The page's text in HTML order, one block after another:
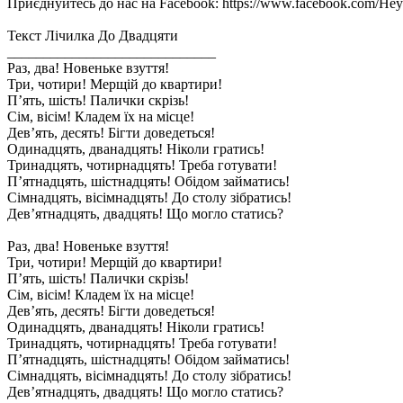
Текст Лічилка До Двадцяти
Раз, два! Новеньке взуття!
Три, чотири! Мерщій до квартири!
П’ять, шість! Палички скрізь!
Сім, вісім! Кладем їх на місце!
Дев’ять, десять! Бігти доведеться!
Одинадцять, дванадцять! Ніколи гратись!
Тринадцять, чотирнадцять! Треба готувати!
П’ятнадцять, шістнадцять! Обідом займатись!
Сімнадцять, вісімнадцять! До столу зібратись!
Дев’ятнадцять, двадцять! Що могло статись?
Раз, два! Новеньке взуття!
Три, чотири! Мерщій до квартири!
П’ять, шість! Палички скрізь!
Сім, вісім! Кладем їх на місце!
Дев’ять, десять! Бігти доведеться!
Одинадцять, дванадцять! Ніколи гратись!
Тринадцять, чотирнадцять! Треба готувати!
П’ятнадцять, шістнадцять! Обідом займатись!
Сімнадцять, вісімнадцять! До столу зібратись!
Дев’ятнадцять, двадцять! Що могло статись?